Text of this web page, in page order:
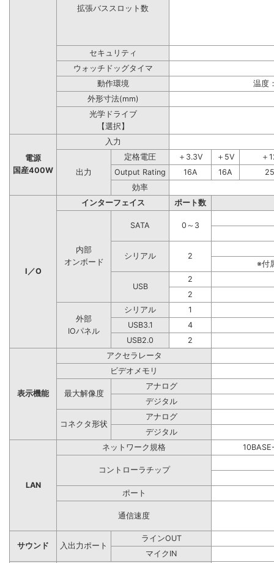
拡張バススロット数
セキュリティ
ウォッチドッグタイマ
動作環境
温度
外形寸法(mm)
光学ドライブ
【選択】
電源
国産400W
入力
出力
定格電圧 ＋3.3V ＋5V
＋
Output Rating
16A 16A
効率
I／O
インターフェイス ポート数
内部
オンボード
SATA 0～3
シリアル
2
※付
USB
2
2
外部
IOパネル
シリアル
1
USB3.1
4
USB2.0
2
表示機能
アクセラレータ
ビデオメモリ
最大解像度
アナログ
デジタル
コネクタ形状
アナログ
デジタル
LAN
ネットワーク規格
コントローラチップ
ポート
通信速度
サウンド 入出力ポート
ラインOUT
マイクIN